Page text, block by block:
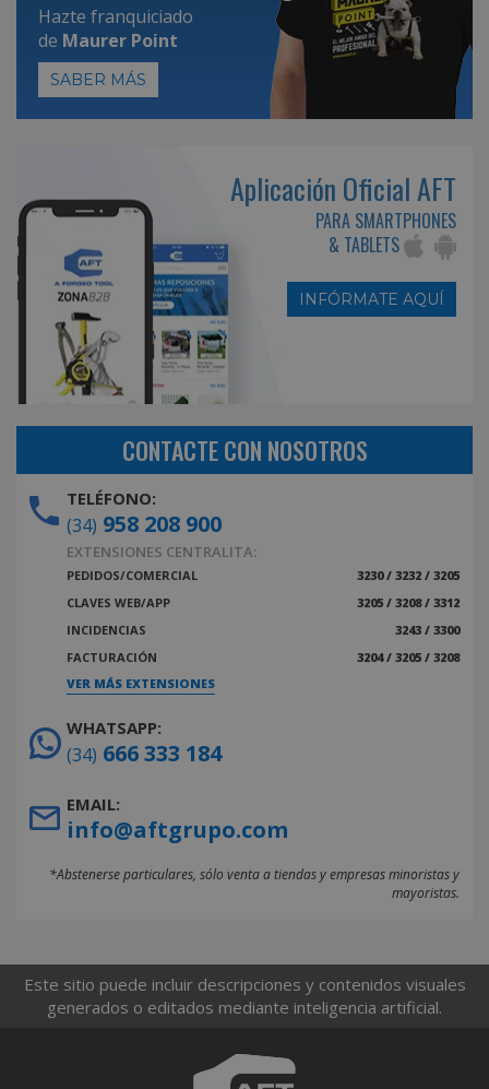
Hazte franquiciado
de Maurer Point
SABER MÁS
Aplicación Oficial AFT
PARA SMARTPHONES
& TABLETS
INFÓRMATE AQUÍ
CONTACTE CON NOSOTROS
TELÉFONO:
(34) 958 208 900
EXTENSIONES CENTRALITA:
PEDIDOS/COMERCIAL
3230 / 3232 / 3205
CLAVES WEB/APP
3205 / 3208 / 3312
INCIDENCIAS
3243 / 3300
FACTURACIÓN
3204 / 3205 / 3208
VER MÁS EXTENSIONES
WHATSAPP:
(34) 666 333 184
EMAIL:
info@aftgrupo.com
*Abstenerse particulares, sólo venta a tiendas y empresas minoristas y
mayoristas.
Este sitio puede incluir descripciones y contenidos visuales
generados o editados mediante inteligencia artificial.